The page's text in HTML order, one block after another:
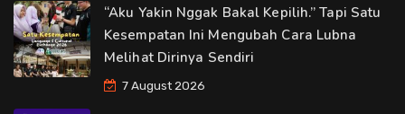
“Aku Yakin Nggak Bakal Kepilih.” Tapi Satu
Kesempatan Ini Mengubah Cara Lubna
Melihat Dirinya Sendiri
7 August 2026